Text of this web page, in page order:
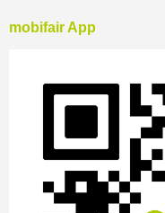
mobifair App